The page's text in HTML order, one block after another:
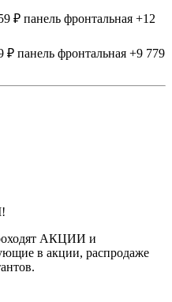
панель фронтальная +12
панель фронтальная +9 779
АКЦИИ и
в акции, распродаже